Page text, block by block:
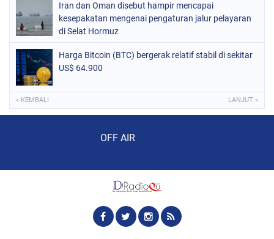
Iran dan Oman disebut hampir mencapai
kesepakatan mengenai pengaturan jalur pelayaran
di Selat Hormuz
Harga Bitcoin (BTC) bergerak relatif stabil di sekitar
US$ 64.900
« KEMBALI LANJUT »
OFF AIR